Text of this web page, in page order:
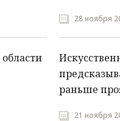
28 ноября
раньше
21 ноября